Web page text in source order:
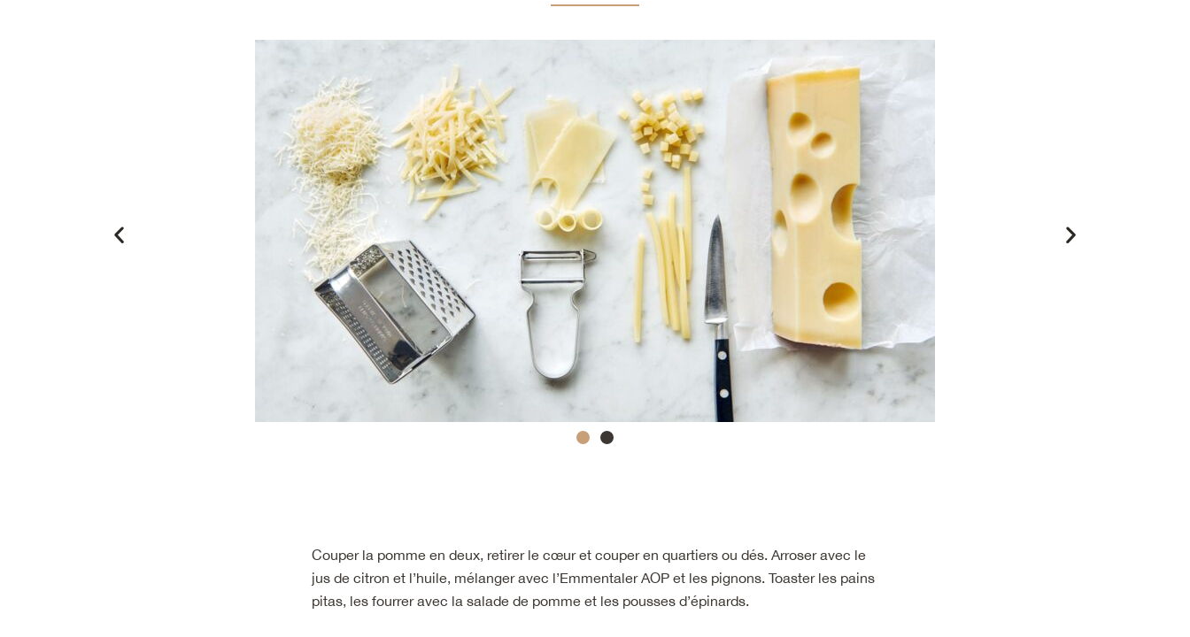
Couper la pomme en deux, retirer le cœur et couper en quartiers ou dés. Arroser avec le
jus de citron et l’huile, mélanger avec l’Emmentaler AOP et les pignons. Toaster les pains
pitas, les fourrer avec la salade de pomme et les pousses d’épinards.